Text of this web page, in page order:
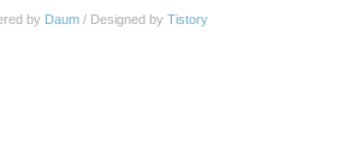
by Daum/ Designed by Tistory